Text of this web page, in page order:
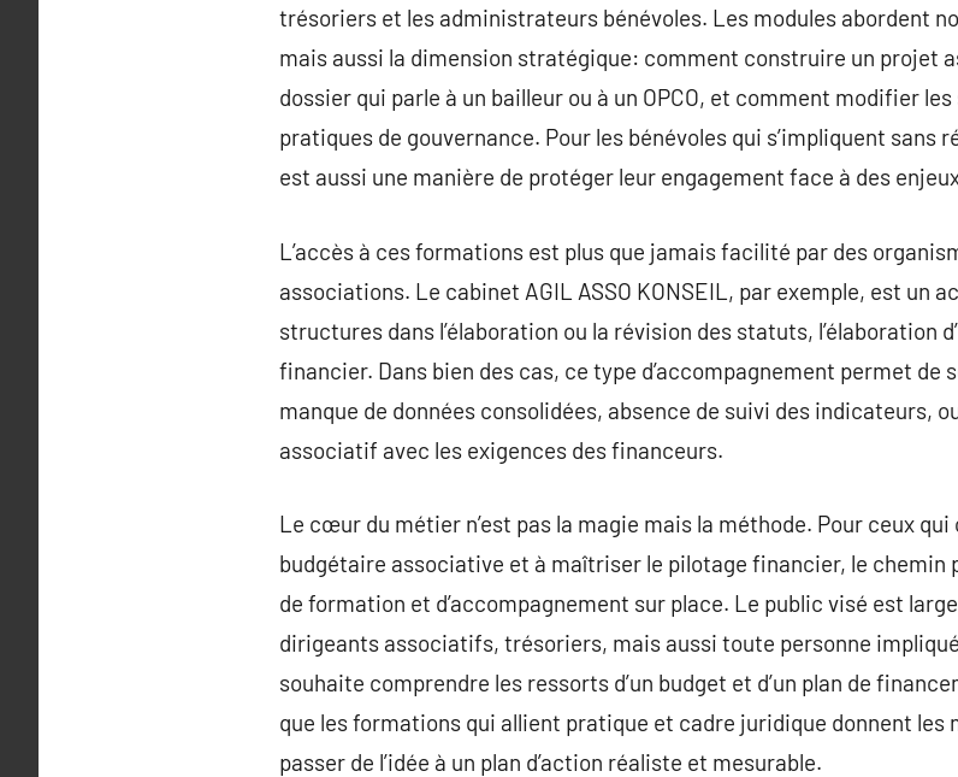
trésoriers et les administrateurs bénévoles. Les modules abordent
mais aussi la dimension stratégique: comment construire un projet
dossier qui parle à un bailleur ou à un OPCO, et comment modifier
pratiques de gouvernance. Pour les bénévoles qui s’impliquent sans
est aussi une manière de protéger leur engagement face à des
L’accès à ces formations est plus que jamais facilité par des
associations. Le cabinet AGIL ASSO KONSEIL, par exemple, est un
structures dans l’élaboration ou la révision des statuts, l’élaboration
financier. Dans bien des cas, ce type d’accompagnement permet
manque de données consolidées, absence de suivi des indicateurs,
associatif avec les exigences des financeurs.
Le cœur du métier n’est pas la magie mais la méthode. Pour ceux
budgétaire associative et à maîtriser le pilotage financier, le chemin
de formation et d’accompagnement sur place. Le public visé est
dirigeants associatifs, trésoriers, mais aussi toute personne
souhaite comprendre les ressorts d’un budget et d’un plan de
que les formations qui allient pratique et cadre juridique donnent
passer de l’idée à un plan d’action réaliste et mesurable.